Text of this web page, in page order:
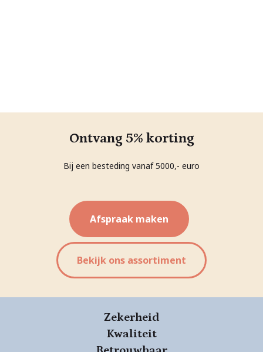
Ontvang 5% korting
Bij een besteding vanaf 5000,- euro
Afspraak maken
Bekijk ons assortiment
Zekerheid
Kwaliteit